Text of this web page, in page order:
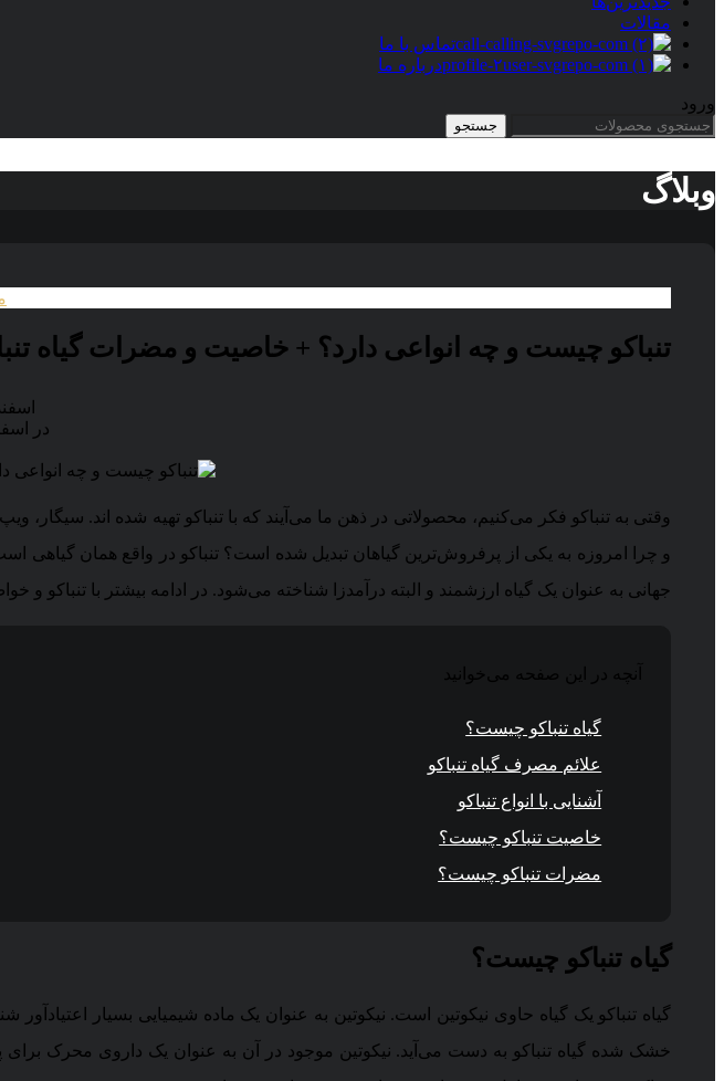
مقالات
تماس با ما
درباره ما
ورود
جستجو
وبلاگ
تنباکو چیست و چه انواعی دارد؟ + خاصیت و مضرات گیاه
اسفند 23,
در اسفند ۲۱,
وقتی به تنباکو فکر می‌کنیم، محصولاتی در ذهن ما می‌آیند که با تنباکو تهیه شده اند. سیگار،
و چرا امروزه به یکی از پرفروش‌ترین گیاهان تبدیل شده است؟ تنباکو در واقع همان گیاهی
جهانی به عنوان یک گیاه ارزشمند و البته درآمدزا شناخته می‌شود. در ادامه بیشتر با تنباکو
آنچه در این صفحه می‌خوانید
گیاه تنباکو چیست؟
علائم مصرف گیاه تنباکو
آشنایی با انواع تنباکو
خاصیت تنباکو چیست؟
مضرات تنباکو چیست؟
گیاه تنباکو چیست؟
گیاه تنباکو یک گیاه حاوی نیکوتین است. نیکوتین به عنوان یک ماده شیمیایی بسیار